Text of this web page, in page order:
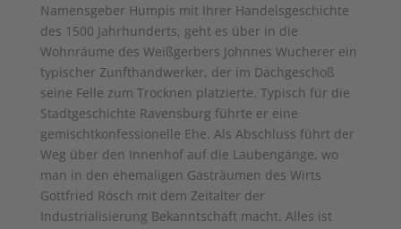
Namensgeber Humpis mit Ihrer Handelsgeschichte
des 1500 Jahrhunderts, geht es über in die
Wohnräume des Weißgerbers Johnnes Wucherer ein
typischer Zunfthandwerker, der im Dachgeschoß
seine Felle zum Trocknen platzierte. Typisch für die
Stadtgeschichte Ravensburg führte er eine
gemischtkonfessionelle Ehe. Als Abschluss führt der
Weg über den Innenhof auf die Laubengänge, wo
man in den ehemaligen Gasträumen des Wirts
Gottfried Rösch mit dem Zeitalter der
Industrialisierung Bekanntschaft macht. Alles ist